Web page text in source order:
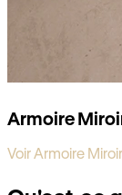
Armoire
Voir Armoire